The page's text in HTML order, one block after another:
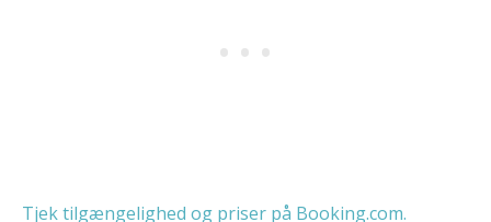
Tjek tilgængelighed og priser på Booking.com.